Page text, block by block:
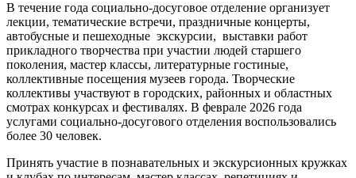
В течение года социально-досуговое отделение организует
лекции, тематические встречи, праздничные концерты,
автобусные и пешеходные экскурсии, выставки работ
прикладного творчества при участии людей старшего
поколения, мастер классы, литературные гостиные,
коллективные посещения музеев города. Творческие
коллективы участвуют в городских, районных и областных
смотрах конкурсах и фестивалях. В феврале 2026 года
услугами социально-досугового отделения воспользовались
более 30 человек.
Принять участие в познавательных и экскурсионных кружках